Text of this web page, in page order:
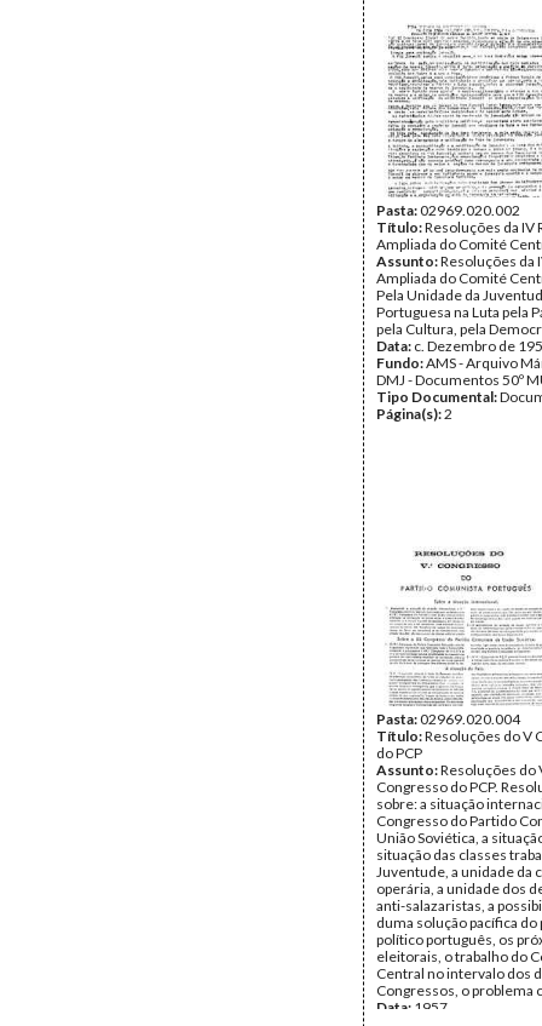
Página(s):2
Pasta:02969.020.002
Título:Resoluções da IV
Ampliada do Comité
Assunto:Resoluções da
Ampliada do Comité
Pela Unidade da
Portuguesa na Luta pela
pela Cultura, pela
Data: c. Dezembro de
Fundo:AMS - Arquivo
DMJ - Documentos 50º
Tipo Documental:
Página(s):2
Pasta:02969.020.004
Título:Resoluções do V
do PCP
Assunto:Resoluções do
Congresso do PCP.
sobre: a situação
Congresso do Partido
União Soviética, a
situação das classes
Juventude, a unidade da
operária, a unidade dos
anti-salazaristas, a
duma solução pacífica
político português, os
eleitorais, o trabalho do
Central no intervalo dos
Congressos, o problema
Data: 1957